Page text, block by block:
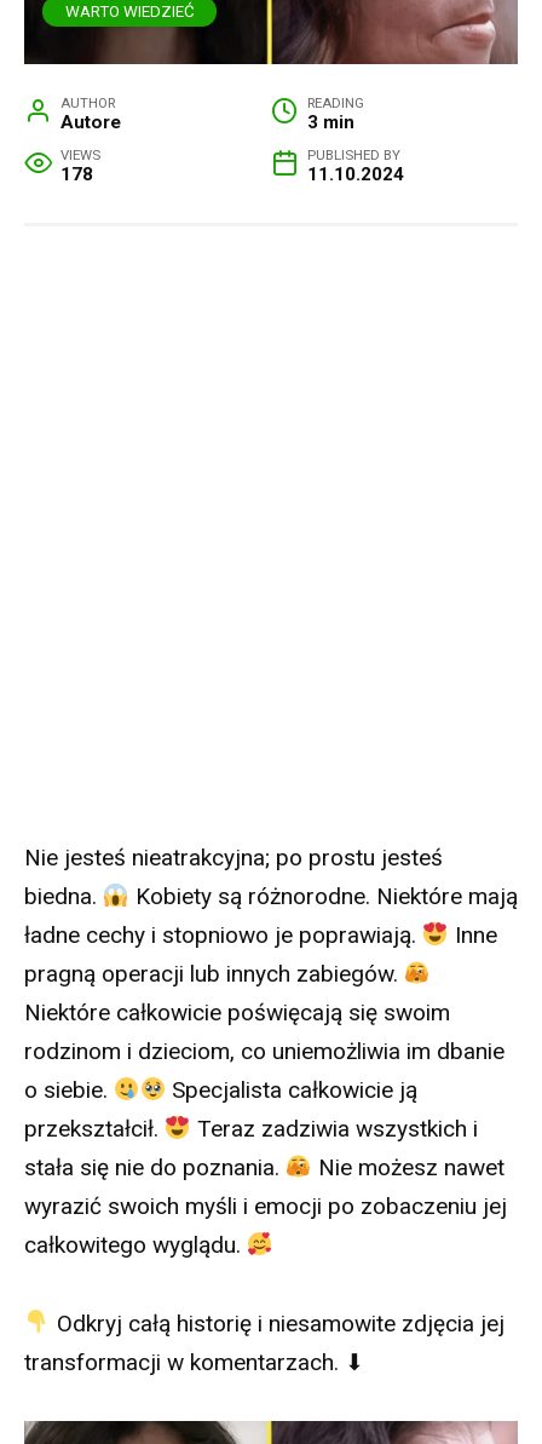
WARTO WIEDZIEĆ
AUTHOR
Autore
READING
3 min
VIEWS
178
PUBLISHED BY
11.10.2024
Nie jesteś nieatrakcyjna; po prostu jesteś
biedna.
Kobiety są różnorodne. Niektóre mają
ładne cechy i stopniowo je poprawiają.
Inne
pragną operacji lub innych zabiegów.
Niektóre całkowicie poświęcają się swoim
rodzinom i dzieciom, co uniemożliwia im dbanie
o siebie.
Specjalista całkowicie ją
przekształcił.
Teraz zadziwia wszystkich i
stała się nie do poznania.
Nie możesz nawet
wyrazić swoich myśli i emocji po zobaczeniu jej
całkowitego wyglądu.
Odkryj całą historię i niesamowite zdjęcia jej
transformacji w komentarzach. ⬇